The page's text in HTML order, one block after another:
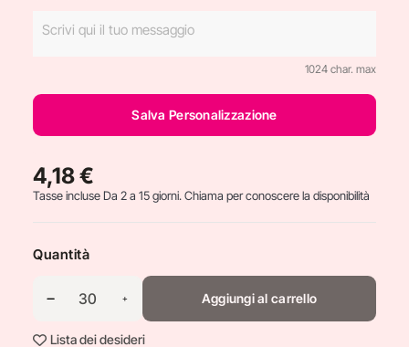
1024 char. max
Salva Personalizzazione
4,18 €
Tasse incluseDa 2 a 15 giorni. Chiama per conoscere la disponibilità
Quantità
Aggiungi al carrello
Lista dei desideri